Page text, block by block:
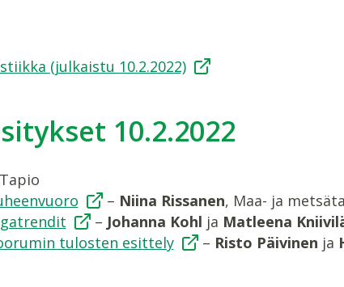
(julkaistu 10.2.2022)
10.2.2022
– Niina Rissanen, Maa- ja
– Johanna Kohl ja Matleena
tulosten esittely
– Risto Päivinen ja